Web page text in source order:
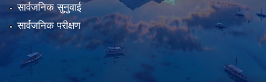
सार्वजनिक सुनुवाई
सार्वजनिक परीक्षण